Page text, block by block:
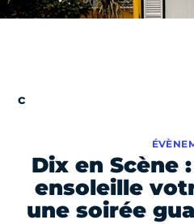
Dix en Scène
ensoleille
une soirée